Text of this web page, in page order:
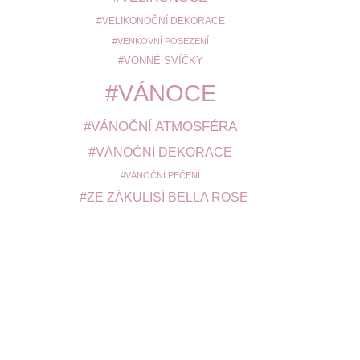
VELIKONOČNÍ DEKORACE
VENKOVNÍ POSEZENÍ
VONNÉ SVÍČKY
VÁNOCE
VÁNOČNÍ ATMOSFÉRA
VÁNOČNÍ DEKORACE
VÁNOČNÍ PEČENÍ
ZE ZÁKULISÍ BELLA ROSE